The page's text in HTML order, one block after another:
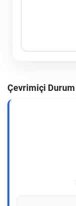
Çevrimiçi Durum